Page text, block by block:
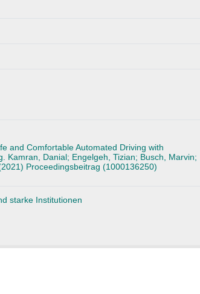
and Comfortable Automated Driving with
Kamran, Danial; Engelgeh, Tizian; Busch, Marvin;
Proceedingsbeitrag (1000136250)